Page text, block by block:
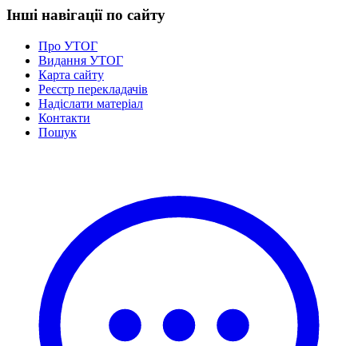
Міжнародні документи
Інші навігації по сайту
Про УТОГ
Видання УТОГ
Карта сайту
Реєстр перекладачів
Надіслати матеріал
Контакти
Пошук